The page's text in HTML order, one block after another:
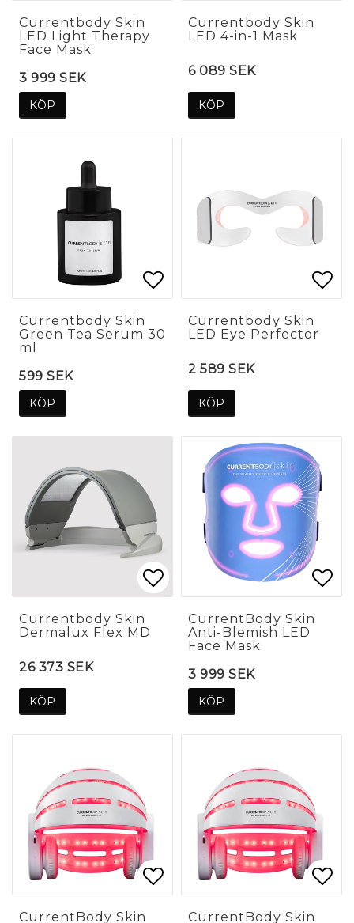
Lägg till i
Lägg till i
Currentbody Skin
LED Light Therapy
Face Mask
3 999 SEK
KÖP
Currentbody Skin
LED 4-in-1 Mask
6 089 SEK
KÖP
Lägg till i
Lägg till i
Currentbody Skin
Green Tea Serum 30
ml
599 SEK
KÖP
Currentbody Skin
LED Eye Perfector
2 589 SEK
KÖP
Lägg till i
Lägg till i
Currentbody Skin
Dermalux Flex MD
26 373 SEK
KÖP
CurrentBody Skin
Anti-Blemish LED
Face Mask
3 999 SEK
KÖP
Lägg till i
Lägg till i
CurrentBody Skin
CurrentBody Skin